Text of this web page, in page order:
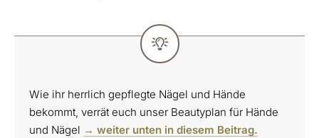
Wie ihr herrlich gepflegte Nägel und Hände
bekommt, verrät euch unser Beautyplan für Hände
und Nägel → weiter unten in diesem Beitrag.